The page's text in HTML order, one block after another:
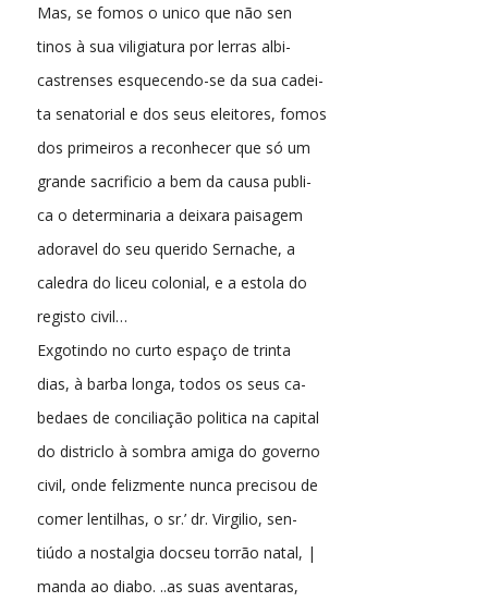
Mas, se fomos o unico que não sen
tinos à sua viligiatura por lerras albi-
castrenses esquecendo-se da sua cadei-
ta senatorial e dos seus eleitores, fomos
dos primeiros a reconhecer que só um
grande sacrificio a bem da causa publi-
ca o determinaria a deixara paisagem
adoravel do seu querido Sernache, a
caledra do liceu colonial, e a estola do
registo civil…
Exgotindo no curto espaço de trinta
dias, à barba longa, todos os seus ca-
bedaes de conciliação politica na capital
do districlo à sombra amiga do governo
civil, onde felizmente nunca precisou de
comer lentilhas, o sr.’ dr. Virgilio, sen-
tiúdo a nostalgia docseu torrão natal, |
manda ao diabo. ..as suas aventaras,